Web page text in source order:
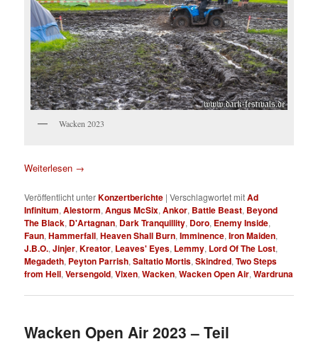
Wacken 2023
Weiterlesen →
Veröffentlicht unterKonzertberichte |Verschlagwortet mitAd
Infinitum,Alestorm,Angus McSix,Ankor, Battle Beast, Beyond
The Black, D'Artagnan, Dark Tranquillity, Doro, Enemy Inside,
Faun,Hammerfall,Heaven Shall Burn,Imminence,Iron Maiden,
J.B.O.,Jinjer,Kreator, Leaves' Eyes, Lemmy, Lord Of The Lost,
Megadeth, Peyton Parrish,Saltatio Mortis,Skindred,Two Steps
from Hell,Versengold,Vixen,Wacken,Wacken Open Air,Wardruna
Wacken Open Air 2023 – Teil